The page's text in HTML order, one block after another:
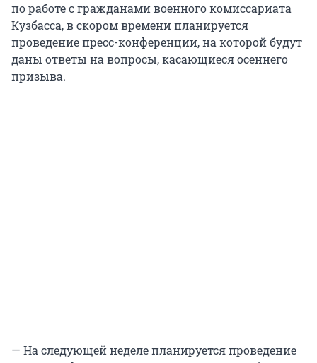
по работе с гражданами военного комиссариата
Кузбасса, в скором времени планируется
проведение пресс-конференции, на которой будут
даны ответы на вопросы, касающиеся осеннего
призыва.
— На следующей неделе планируется проведение